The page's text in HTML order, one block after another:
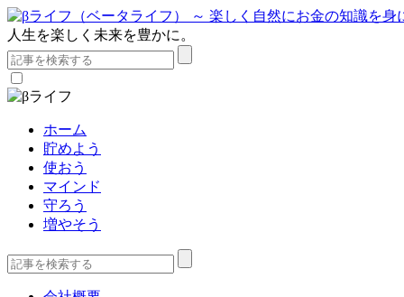
人生を楽しく未来を豊かに。
ホーム
貯めよう
使おう
マインド
守ろう
増やそう